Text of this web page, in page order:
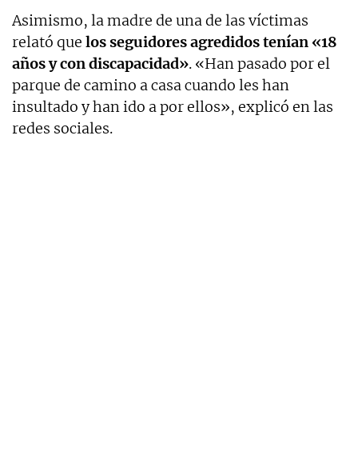
Asimismo, la madre de una de las víctimas
relató que los seguidores agredidos tenían «18
años y con discapacidad». «Han pasado por el
parque de camino a casa cuando les han
insultado y han ido a por ellos», explicó en las
redes sociales.